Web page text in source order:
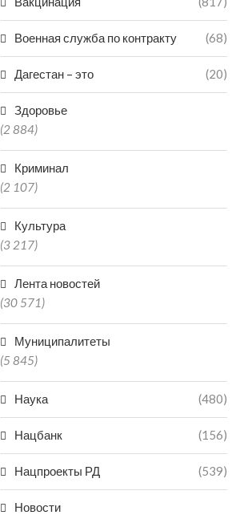
Военная служба по контракту (68)
Дагестан – это (20)
Здоровье
(2 884)
Криминал
(2 107)
Культура
(3 217)
Лента новостей
(30 571)
Муниципалитеты
(5 845)
Наука (480)
Нацбанк (156)
Нацпроекты РД (539)
Новости